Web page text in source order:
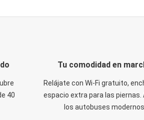
40
Tu comodidad en
Relájate con Wi-Fi gratuito,
espacio extra para las piernas.
los autobuses modernos.